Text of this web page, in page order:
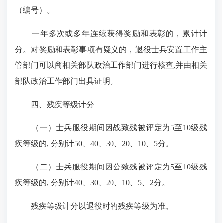
（编号）。
一年多次或多年连续获得奖励和表彰的，累计计
分。对奖励和表彰事项有疑义的，退役士兵安置工作主
管部门可以商相关部队政治工作部门进行核查,并由相关
部队政治工作部门出具证明。
四、残疾等级计分
（一）士兵服役期间因战致残被评定为5至10级残
疾等级的, 分别计50、40、30、20、10、5分。
（二）士兵服役期间因公致残被评定为5至10级残
疾等级的, 分别计40、30、20、10、5、2分。
残疾等级计分以退役时的残疾等级为准。